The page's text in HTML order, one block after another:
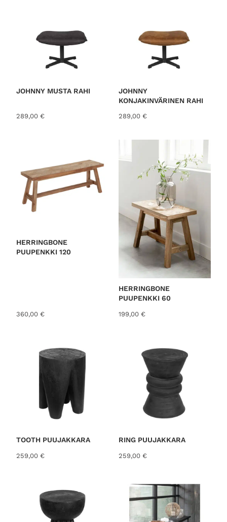
JOHNNY MUSTA RAHI
289,00 €
JOHNNY
KONJAKINVÄRINEN RAHI
289,00 €
HERRINGBONE
PUUPENKKI 120
360,00 €
HERRINGBONE
PUUPENKKI 60
199,00 €
TOOTH PUUJAKKARA
259,00 €
RING PUUJAKKARA
259,00 €